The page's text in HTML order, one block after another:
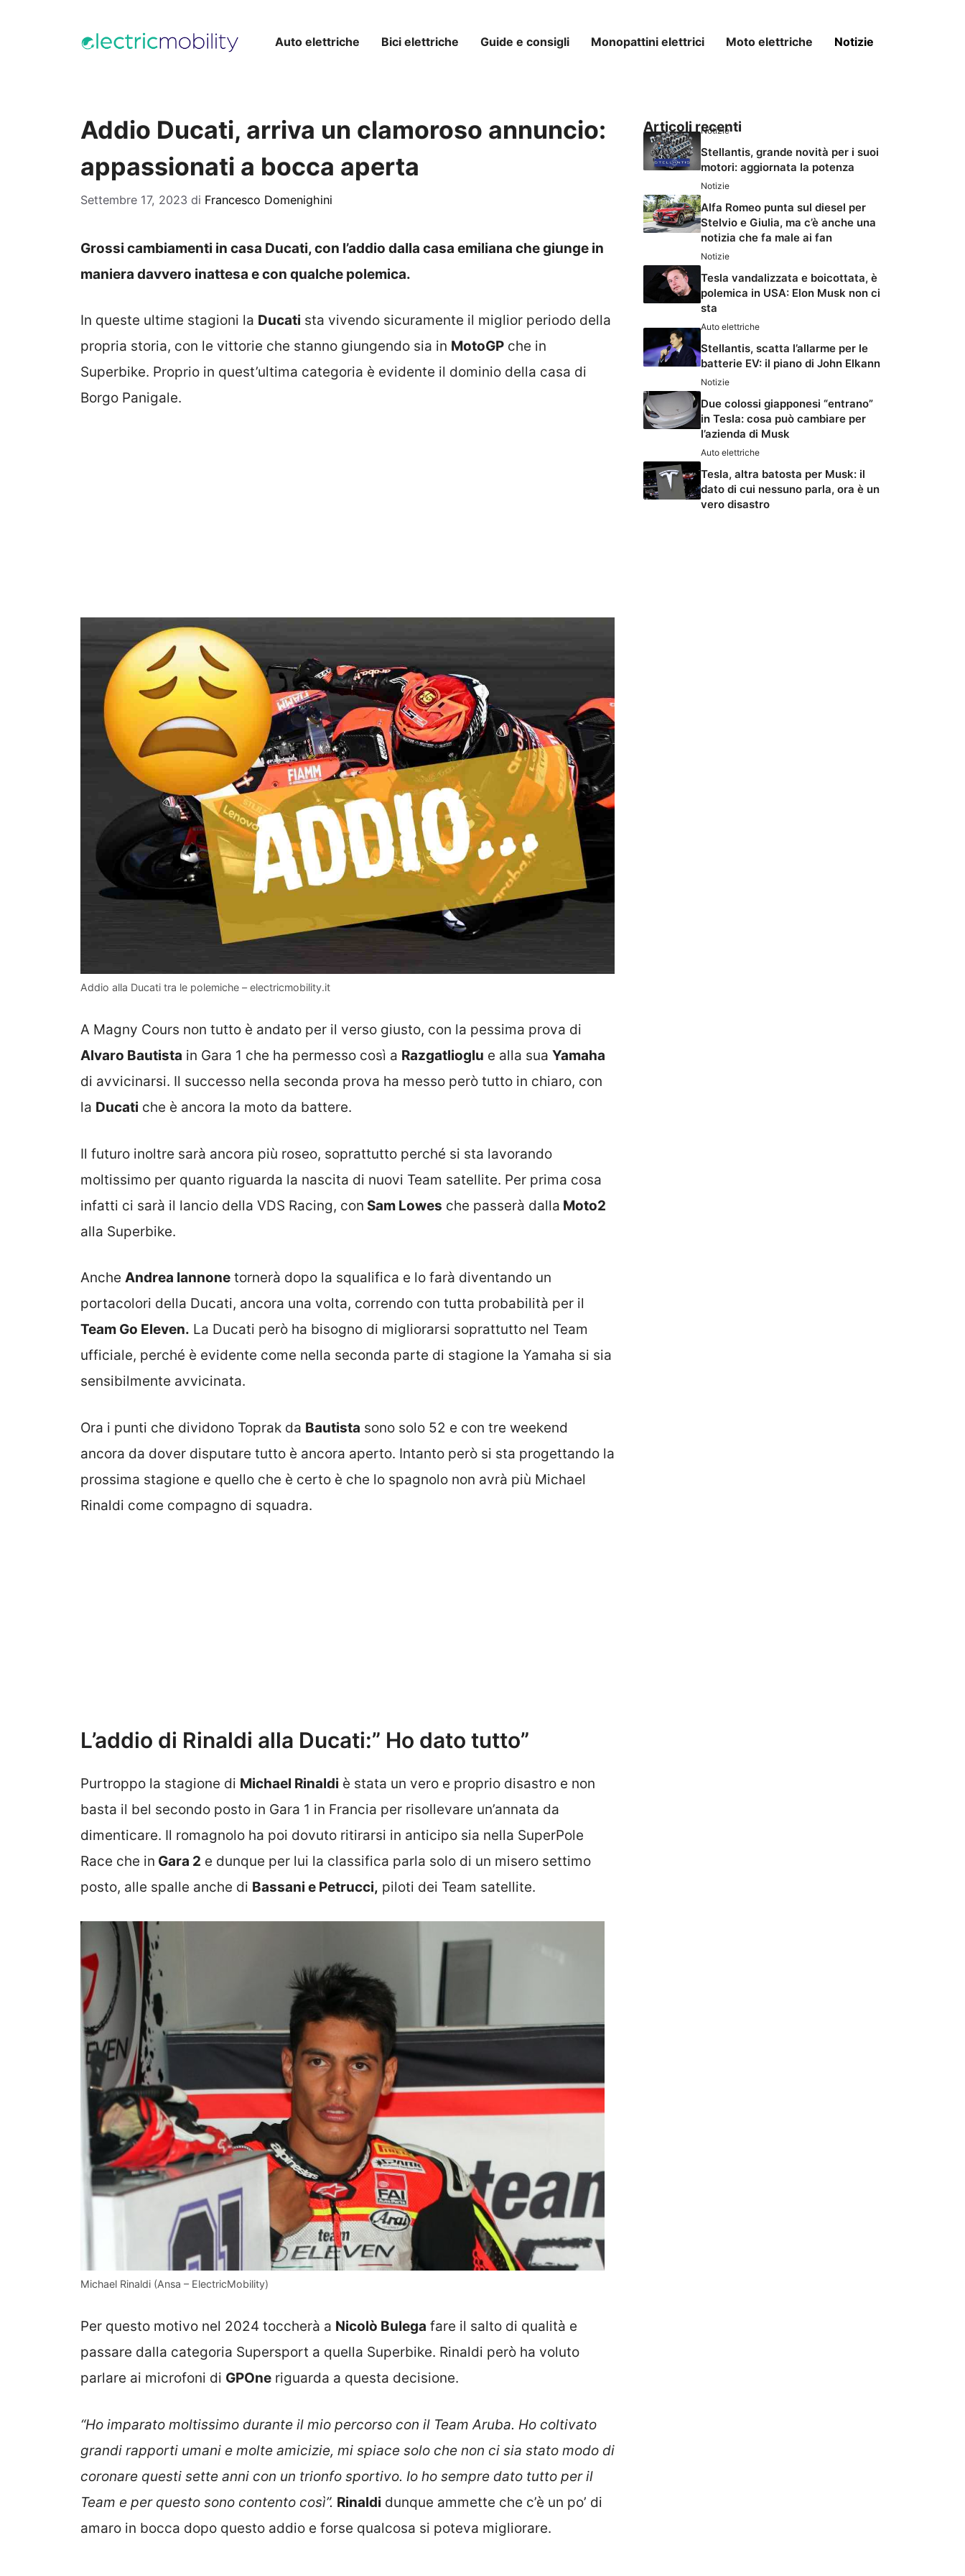
Auto elettriche Bici elettriche Guide e consigli Monopattini elettrici Moto elettriche Notizie
Addio Ducati, arriva un clamoroso annuncio:
appassionati a bocca aperta
Settembre 17, 2023 di Francesco Domenighini
Grossi cambiamenti in casa Ducati, con l’addio dalla casa emiliana che giunge in
maniera davvero inattesa e con qualche polemica.
In queste ultime stagioni la Ducati sta vivendo sicuramente il miglior periodo della
propria storia, con le vittorie che stanno giungendo sia in MotoGP che in
Superbike. Proprio in quest’ultima categoria è evidente il dominio della casa di
Borgo Panigale.
Addio alla Ducati tra le polemiche – electricmobility.it
A Magny Cours non tutto è andato per il verso giusto, con la pessima prova di
Alvaro Bautista in Gara 1 che ha permesso così a Razgatlioglu e alla sua Yamaha
di avvicinarsi. Il successo nella seconda prova ha messo però tutto in chiaro, con
la Ducati che è ancora la moto da battere.
Il futuro inoltre sarà ancora più roseo, soprattutto perché si sta lavorando
moltissimo per quanto riguarda la nascita di nuovi Team satellite. Per prima cosa
infatti ci sarà il lancio della VDS Racing, con Sam Lowes che passerà dalla Moto2
alla Superbike.
Anche Andrea Iannone tornerà dopo la squalifica e lo farà diventando un
portacolori della Ducati, ancora una volta, correndo con tutta probabilità per il
Team Go Eleven. La Ducati però ha bisogno di migliorarsi soprattutto nel Team
ufficiale, perché è evidente come nella seconda parte di stagione la Yamaha si sia
sensibilmente avvicinata.
Ora i punti che dividono Toprak da Bautista sono solo 52 e con tre weekend
ancora da dover disputare tutto è ancora aperto. Intanto però si sta progettando la
prossima stagione e quello che è certo è che lo spagnolo non avrà più Michael
Rinaldi come compagno di squadra.
L’addio di Rinaldi alla Ducati:” Ho dato tutto”
Purtroppo la stagione di Michael Rinaldi è stata un vero e proprio disastro e non
basta il bel secondo posto in Gara 1 in Francia per risollevare un’annata da
dimenticare. Il romagnolo ha poi dovuto ritirarsi in anticipo sia nella SuperPole
Race che in Gara 2 e dunque per lui la classifica parla solo di un misero settimo
posto, alle spalle anche di Bassani e Petrucci, piloti dei Team satellite.
Michael Rinaldi (Ansa – ElectricMobility)
Per questo motivo nel 2024 toccherà a Nicolò Bulega fare il salto di qualità e
passare dalla categoria Supersport a quella Superbike. Rinaldi però ha voluto
parlare ai microfoni di GPOne riguarda a questa decisione.
“Ho imparato moltissimo durante il mio percorso con il Team Aruba. Ho coltivato
grandi rapporti umani e molte amicizie, mi spiace solo che non ci sia stato modo di
coronare questi sette anni con un trionfo sportivo. Io ho sempre dato tutto per il
Team e per questo sono contento così”. Rinaldi dunque ammette che c’è un po’ di
amaro in bocca dopo questo addio e forse qualcosa si poteva migliorare.
Articoli recenti
Notizie
Stellantis, grande novità per i suoi
motori: aggiornata la potenza
Notizie
Alfa Romeo punta sul diesel per
Stelvio e Giulia, ma c’è anche una
notizia che fa male ai fan
Notizie
Tesla vandalizzata e boicottata, è
polemica in USA: Elon Musk non ci
sta
Auto elettriche
Stellantis, scatta l’allarme per le
batterie EV: il piano di John Elkann
Notizie
Due colossi giapponesi “entrano”
in Tesla: cosa può cambiare per
l’azienda di Musk
Auto elettriche
Tesla, altra batosta per Musk: il
dato di cui nessuno parla, ora è un
vero disastro